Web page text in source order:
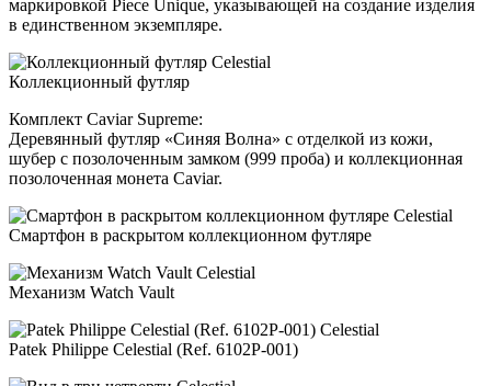
маркировкой Piece Unique, указывающей на создание изделия
в единственном экземпляре.
Коллекционный футляр
Комплект Caviar Supreme:
Деревянный футляр «Синяя Волна» с отделкой из кожи,
шубер с позолоченным замком (999 проба) и коллекционная
позолоченная монета Caviar.
Смартфон в раскрытом коллекционном футляре
Механизм Watch Vault
Patek Philippe Celestial (Ref. 6102P-001)